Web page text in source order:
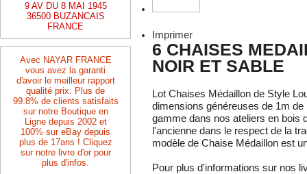
9 AV DU 8 MAI 1945
36500 BUZANCAIS
FRANCE
Avec NAYAR FRANCE
vous avez la garanti
d'avoir le meilleur rapport
qualité prix. Plus de
99.8% de clients satisfaits
sur notre Boutique en
Ligne depuis 2002 et
100% sur eBay depuis
plus de 17ans ! Cliquez
sur notre livre d'or pour
plus d'infos.
Imprimer
6 CHAISES
NOIR ET SABLE
Lot Chaises Médaillon de Style
dimensions généreuses de 1m
gamme dans nos ateliers en bois
l'ancienne dans le respect de la
modèle de Chaise Médaillon est
Pour plus d'informations sur nos